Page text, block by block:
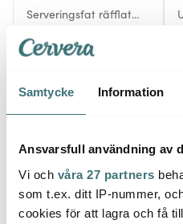
Samtycke Information
Ansvarsfull användning av
Vi och våra 27 partners
som t.ex. ditt IP-nummer,
cookies för att lagra och få
Serveringsfat räfflat
159 kr
Låt dig